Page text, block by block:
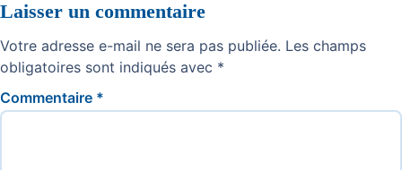
Laisser un commentaire
Votre adresse e-mail ne sera pas publiée. Les champs
obligatoires sont indiqués avec *
Commentaire *